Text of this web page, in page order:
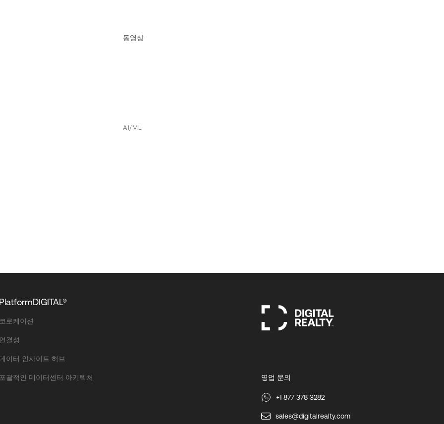
동영상
AI/ML
PlatformDIGITAL®
코로케이션
연결성
이터 인사이트 허브
포괄적인 데이터센터 아키텍처 영업 문의
+1 877 378 3282
sales@digitalrealty.com